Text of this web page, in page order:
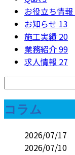
お役立ち情報
お知らせ 13
施工実績 20
業務紹介99
求人情報 27
コラム
2026/07/17
2026/07/10